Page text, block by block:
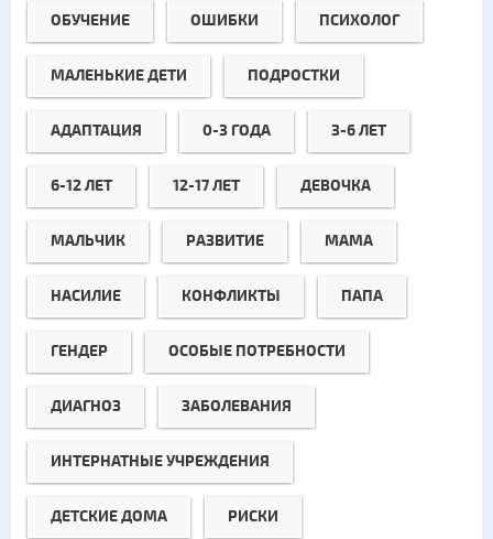
ОБУЧЕНИЕ ОШИБКИ ПСИХОЛОГ
МАЛЕНЬКИЕ ДЕТИ ПОДРОСТКИ
АДАПТАЦИЯ 0-3 ГОДА 3-6 ЛЕТ
6-12 ЛЕТ 12-17 ЛЕТ ДЕВОЧКА
МАЛЬЧИК РАЗВИТИЕ МАМА
НАСИЛИЕ КОНФЛИКТЫ ПАПА
ГЕНДЕР ОСОБЫЕ ПОТРЕБНОСТИ
ДИАГНОЗ ЗАБОЛЕВАНИЯ
ИНТЕРНАТНЫЕ УЧРЕЖДЕНИЯ
ДЕТСКИЕ ДОМА РИСКИ